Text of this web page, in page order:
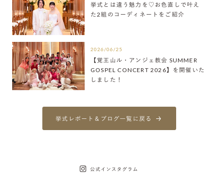
挙式とは違う魅力を♡お色直しで叶え
た2組のコーディネートをご紹介
2026/06/25
【覚王山ル・アンジェ教会 SUMMER
GOSPEL CONCERT 2026】を開催いた
しました！
挙式レポート＆ブログ一覧に戻る
公式インスタグラム